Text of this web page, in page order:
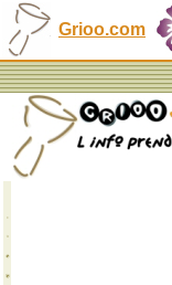
Grioo.com